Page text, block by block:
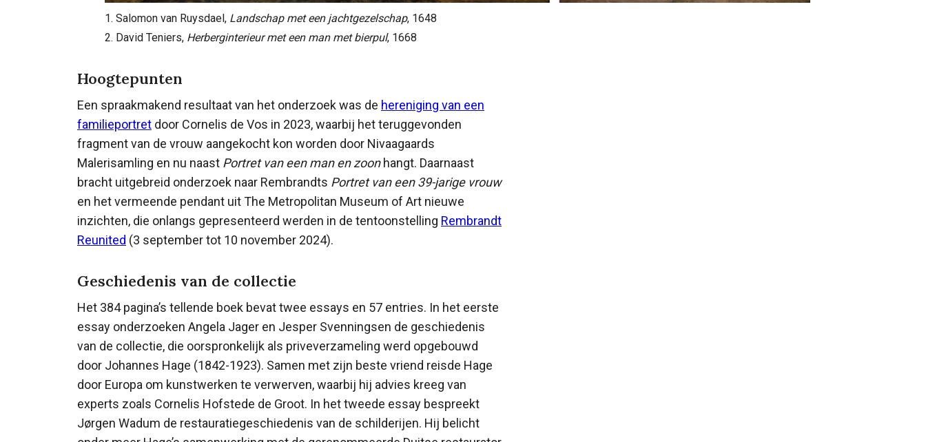
1. Salomon van Ruysdael, Landschap met een jachtgezelschap, 1648
2. David Teniers, Herberginterieur met een man met bierpul, 1668
Hoogtepunten
Een spraakmakend resultaat van het onderzoek was de hereniging van een
familieportret door Cornelis de Vos in 2023, waarbij het teruggevonden
fragment van de vrouw aangekocht kon worden door Nivaagaards
Malerisamling en nu naast Portret van een man en zoonhangt. Daarnaast
bracht uitgebreid onderzoek naar Rembrandts Portret van een 39-jarige vrouw
en het vermeende pendant uit The Metropolitan Museum of Art nieuwe
inzichten, die onlangs gepresenteerd werden in de tentoonstelling Rembrandt
Reunited (3 september tot 10 november 2024).
Geschiedenis van de collectie
Het 384 pagina’s tellende boek bevat twee essays en 57 entries. In het eerste
essay onderzoeken Angela Jager en Jesper Svenningsen de geschiedenis
van de collectie, die oorspronkelijk als priveverzameling werd opgebouwd
door Johannes Hage (1842-1923). Samen met zijn beste vriend reisde Hage
door Europa om kunstwerken te verwerven, waarbij hij advies kreeg van
experts zoals Cornelis Hofstede de Groot. In het tweede essay bespreekt
Jørgen Wadum de restauratiegeschiedenis van de schilderijen. Hij belicht